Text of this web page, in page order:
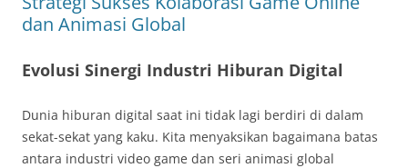
dan Animasi Global
Evolusi Sinergi Industri Hiburan Digital
Dunia hiburan digital saat ini tidak lagi berdiri di dalam
sekat-sekat yang kaku. Kita menyaksikan bagaimana batas
antara industri video game dan seri animasi global